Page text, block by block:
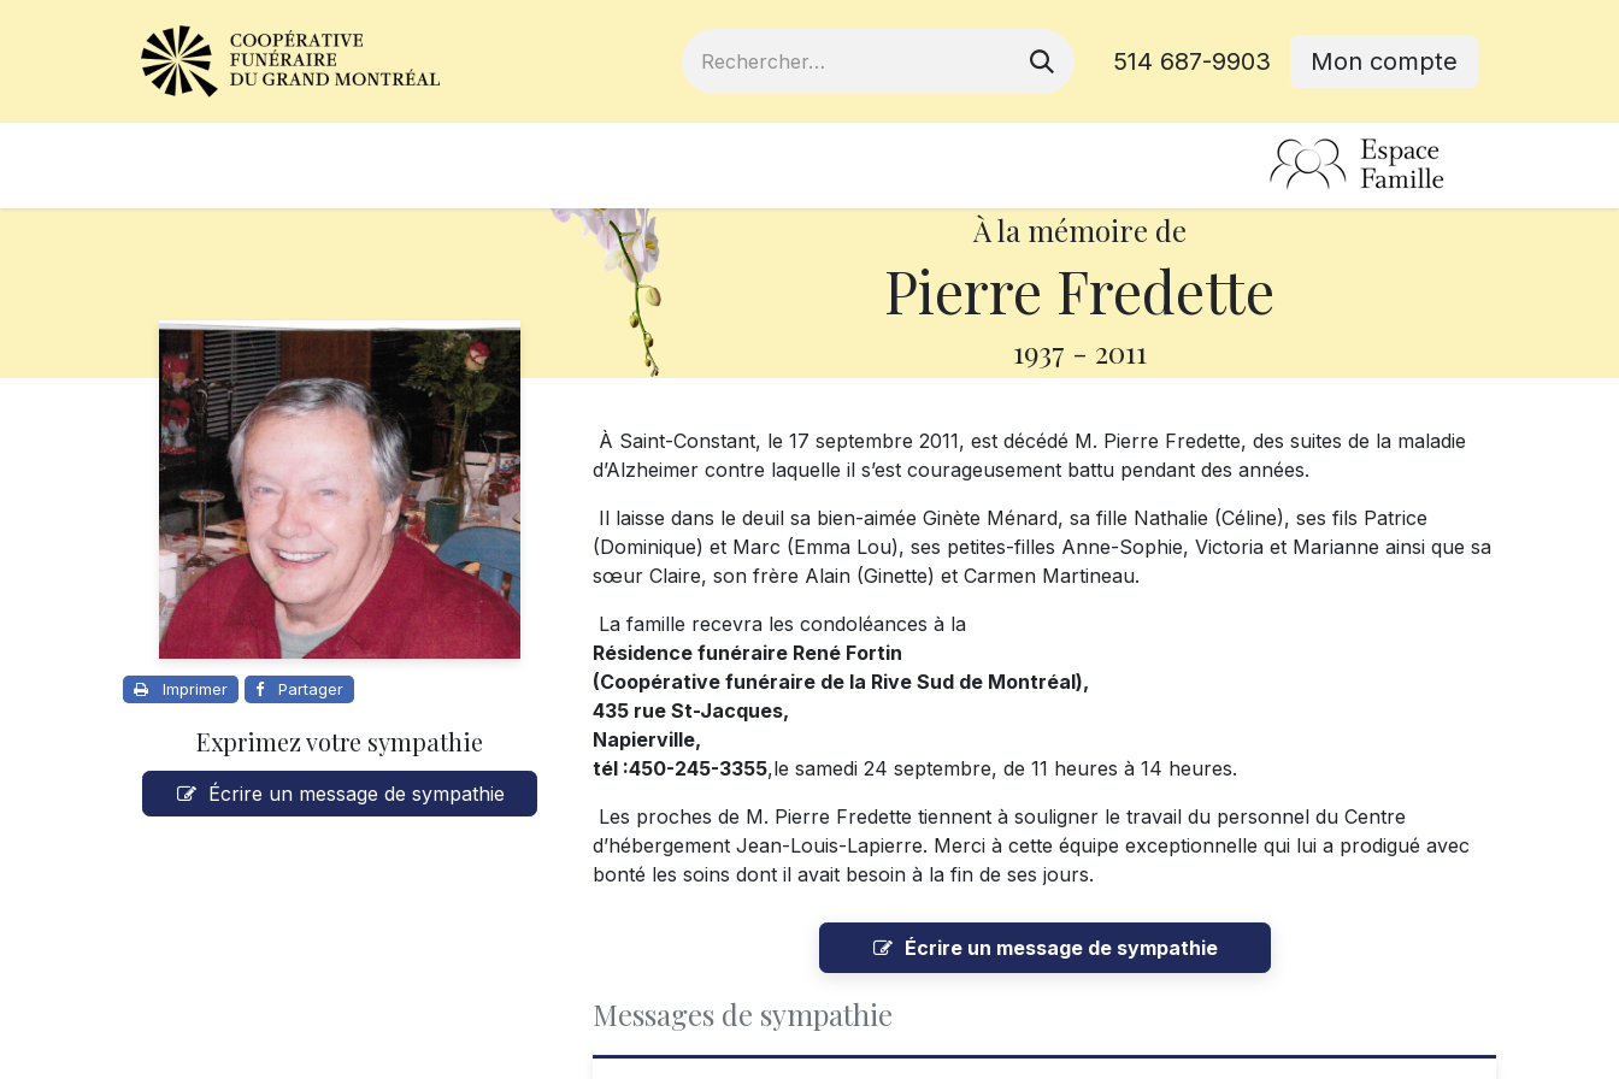
514 687-9903 Mon compte
À la mémoire de
Pierre Fredette
1937 - 2011
Imprimer Partager
Exprimez votre sympathie
Écrire un message de sympathie
À Saint-Constant, le 17 septembre 2011, est décédé M. Pierre Fredette, des suites de la maladie
d’Alzheimer contre laquelle il s’est courageusement battu pendant des années.
Il laisse dans le deuil sa bien-aimée Ginète Ménard, sa fille Nathalie (Céline), ses fils Patrice
(Dominique) et Marc (Emma Lou), ses petites-filles Anne-Sophie, Victoria et Marianne ainsi que sa
sœur Claire, son frère Alain (Ginette) et Carmen Martineau.
La famille recevra les condoléances à la
Résidence funéraire René Fortin
(Coopérative funéraire de la Rive Sud de Montréal),
435 rue St-Jacques,
Napierville,
tél :450-245-3355,le samedi 24 septembre, de 11 heures à 14 heures.
Les proches de M. Pierre Fredette tiennent à souligner le travail du personnel du Centre
d’hébergement Jean-Louis-Lapierre. Merci à cette équipe exceptionnelle qui lui a prodigué avec
bonté les soins dont il avait besoin à la fin de ses jours.
Écrire un message de sympathie
Messages de sympathie